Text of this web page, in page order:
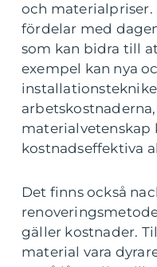
och materialpriser.
fördelar med
som kan bidra till
exempel kan nya
materialvetenskap
kostnadseffektiva
Det finns också
gäller kostnader.
material vara